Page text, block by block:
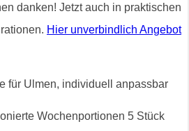
danken! Jetzt auch in praktischen
Hier unverbindlich Angebot
Wochenportionen 5 Stück